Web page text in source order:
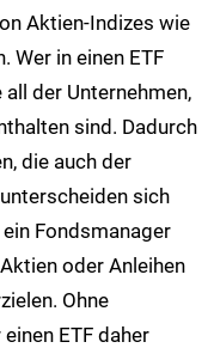
Aktien-Indizes wie
Wer in einen ETF
der Unternehmen,
sind. Dadurch
die auch der
sich
Fondsmanager
oder Anleihen
Ohne
ETF daher